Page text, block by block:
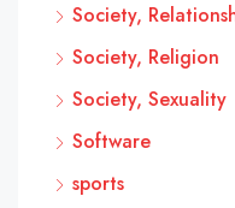
Society,
Society, Religion
Society, Sexuality
Software
sports